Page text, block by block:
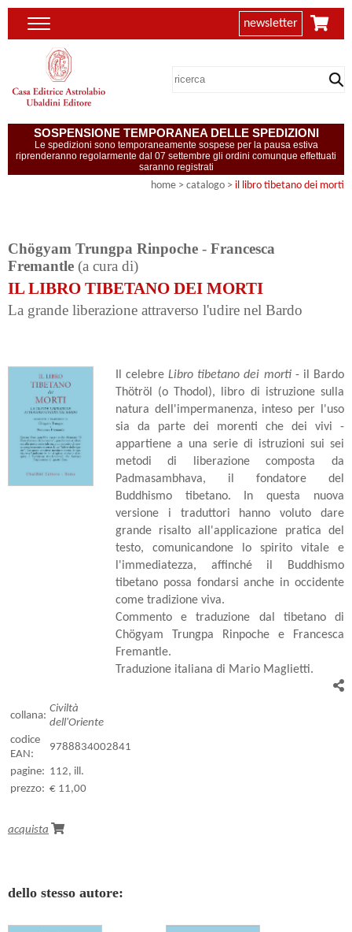
newsletter
SOSPENSIONE TEMPORANEA DELLE SPEDIZIONI
Le spedizioni sono temporaneamente sospese per la pausa estiva
riprenderanno regolarmente dal 07 settembre gli ordini comunque effettuati
saranno registrati
home > catalogo > il libro tibetano dei morti
Chögyam Trungpa Rinpoche - Francesca
Fremantle (a cura di)
IL LIBRO TIBETANO DEI MORTI
La grande liberazione attraverso l'udire nel Bardo
Il celebreLibro tibetano dei morti- il Bardo
Thötröl (o Thodol), libro di istruzione sulla
natura dell'impermanenza, inteso per l'uso
sia da parte dei morenti che dei vivi -
appartiene a una serie di istruzioni sui sei
metodi di liberazione composta da
Padmasambhava, il fondatore del
Buddhismo tibetano. In questa nuova
versione i traduttori hanno voluto dare
grande risalto all'applicazione pratica del
testo, comunicandone lo spirito vitale e
l'immediatezza, affinché il Buddhismo
tibetano possa fondarsi anche in occidente
come tradizione viva.
Commento e traduzione dal tibetano di
Chögyam Trungpa Rinpoche e Francesca
Fremantle.
Traduzione italiana di Mario Maglietti.
collana:
Civiltà
dell'Oriente
codice
EAN:
9788834002841
pagine: 112, ill.
prezzo: € 11,00
acquista
dello stesso autore: